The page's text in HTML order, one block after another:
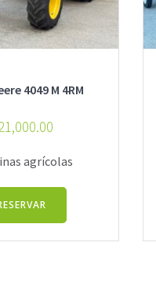
4049 M 4RM
agrícolas